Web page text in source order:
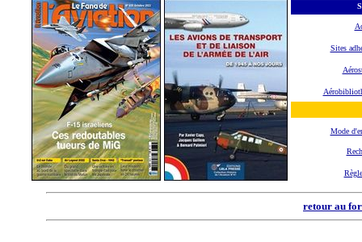
Sites
Mode
retour au